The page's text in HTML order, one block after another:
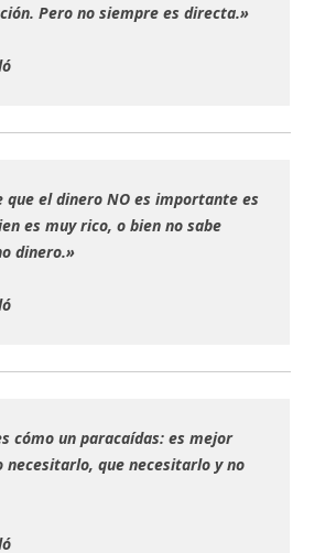
Pero no siempre es directa.»
que el dinero NO es importante es
es muy rico, o bien no sabe
dinero.»
cómo un paracaídas: es mejor
necesitarlo, que necesitarlo y no